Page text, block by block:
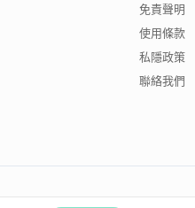
免責聲明
使用條款
私隱政策
聯絡我們